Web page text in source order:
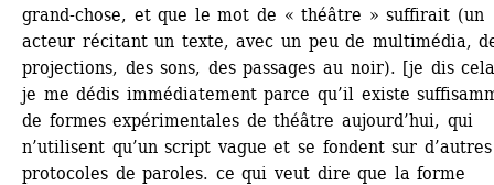
grand-chose, et que le mot de « théâtre » suffirait (un
acteur récitant un texte, avec un peu de multimédia,
projections, des sons, des passages au noir). [je dis
je me dédis immédiatement parce qu’il existe
de formes expérimentales de théâtre aujourd’hui, qui
n’utilisent qu’un script vague et se fondent sur d’autres
protocoles de paroles. ce qui veut dire que la forme